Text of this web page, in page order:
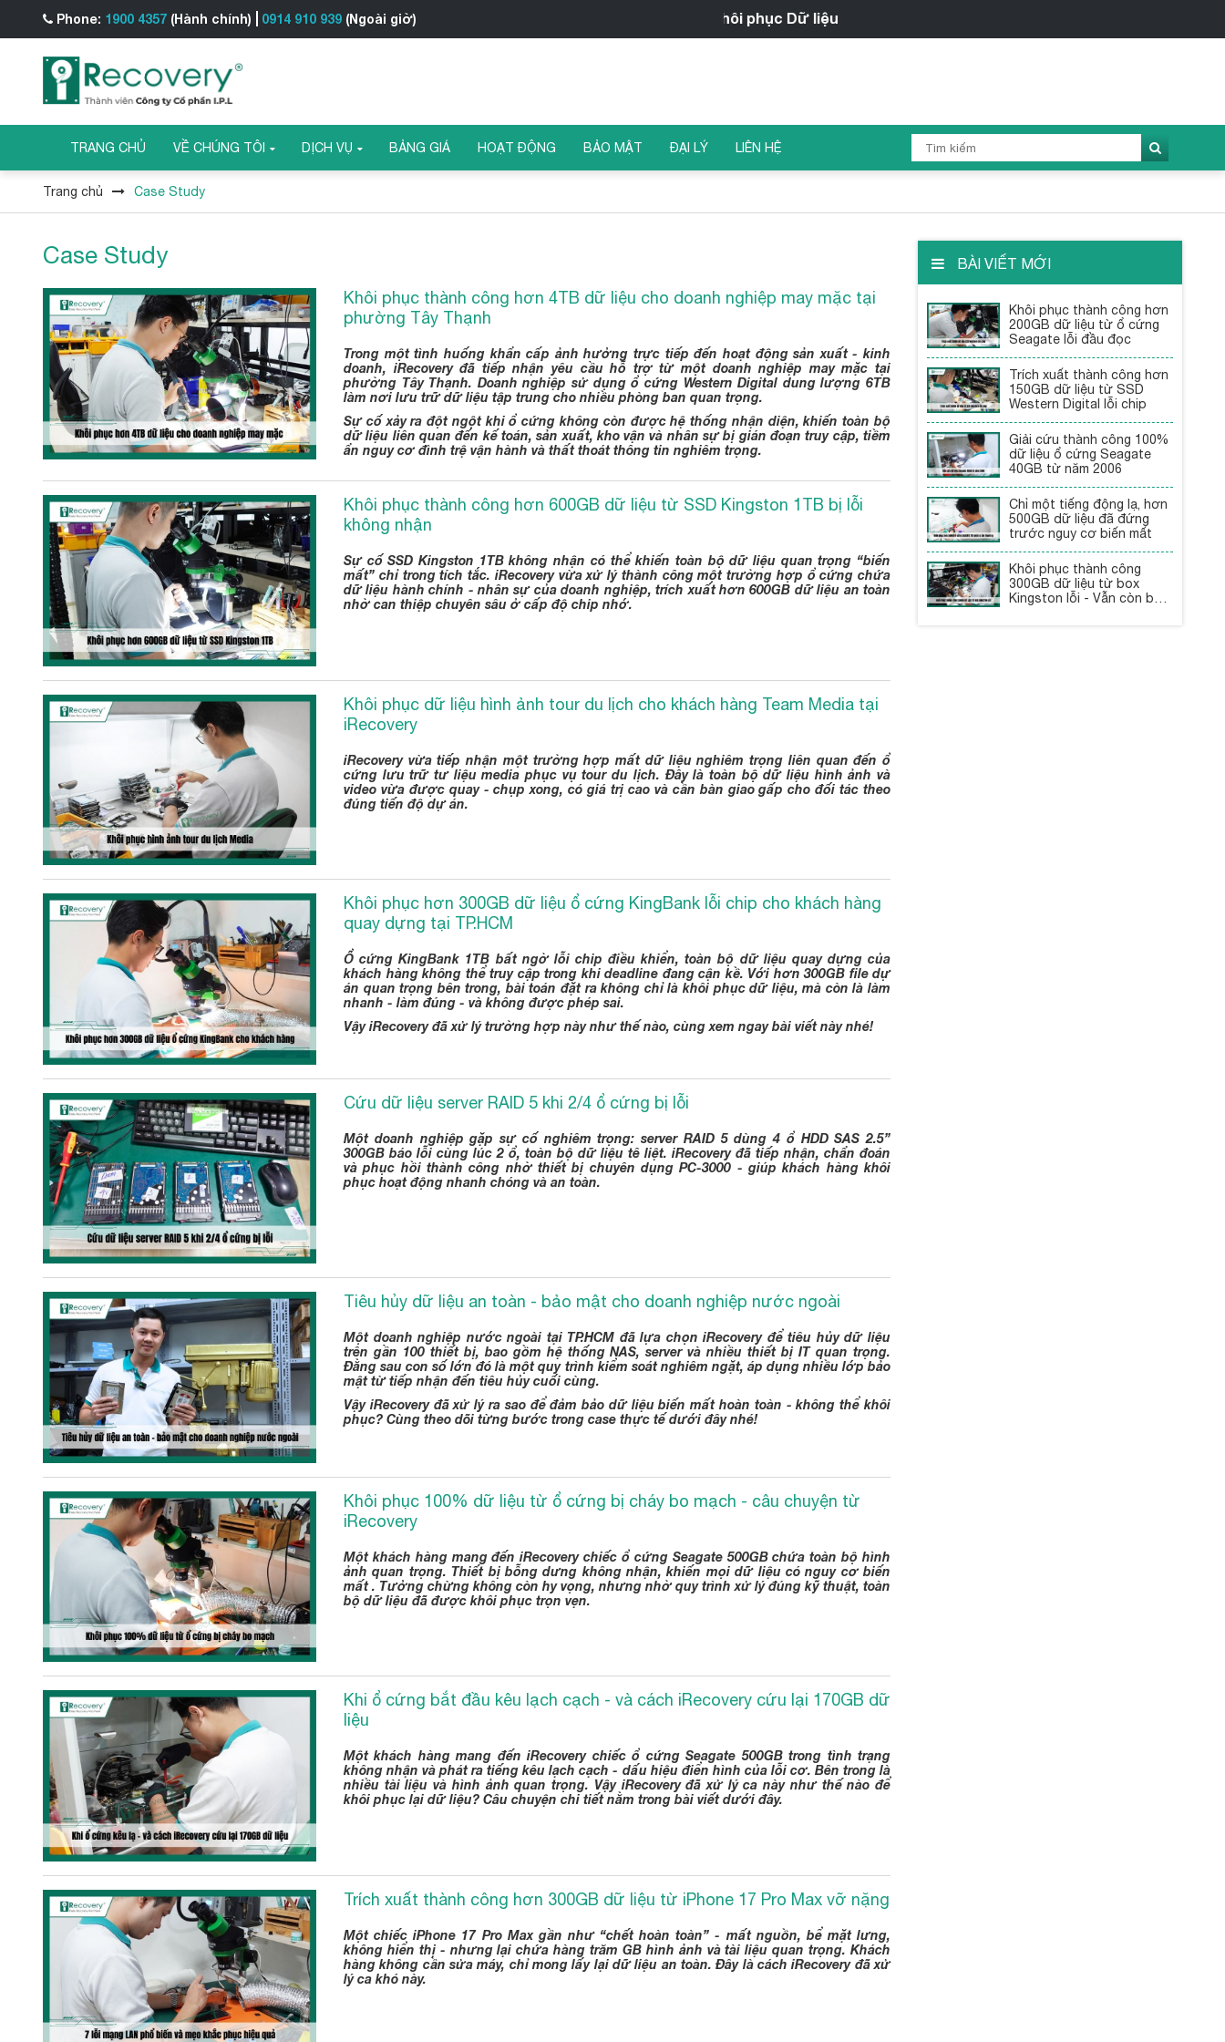
Phone: 1900 4357 (Hành chính) 0914 910 939 (Ngoài giờ) iRecovery - Trung tâm Khôi phục Dữ liệu
TRANG CHỦ VỀ CHÚNG TÔI DỊCH VỤ BẢNG GIÁ HOẠT ĐỘNG BẢO MẬT ĐẠI LÝ LIÊN HỆ
Trang chủ Case Study
Case Study
Khôi phục thành công hơn 4TB dữ liệu cho doanh nghiệp may mặc tại
phường Tây Thạnh
Trong một tình huống khẩn cấp ảnh hưởng trực tiếp đến hoạt động sản xuất - kinh
doanh, iRecovery đã tiếp nhận yêu cầu hỗ trợ từ một doanh nghiệp may mặc tại
phường Tây Thạnh. Doanh nghiệp sử dụng ổ cứng Western Digital dung lượng 6TB
làm nơi lưu trữ dữ liệu tập trung cho nhiều phòng ban quan trọng.
Sự cố xảy ra đột ngột khi ổ cứng không còn được hệ thống nhận diện, khiến toàn bộ
dữ liệu liên quan đến kế toán, sản xuất, kho vận và nhân sự bị gián đoạn truy cập, tiềm
ẩn nguy cơ đình trệ vận hành và thất thoát thông tin nghiêm trọng.
Khôi phục thành công hơn 600GB dữ liệu từ SSD Kingston 1TB bị lỗi
không nhận
Sự cố SSD Kingston 1TB không nhận có thể khiến toàn bộ dữ liệu quan trọng “biến
mất” chỉ trong tích tắc. iRecovery vừa xử lý thành công một trường hợp ổ cứng chứa
dữ liệu hành chính - nhân sự của doanh nghiệp, trích xuất hơn 600GB dữ liệu an toàn
nhờ can thiệp chuyên sâu ở cấp độ chip nhớ.
Khôi phục dữ liệu hình ảnh tour du lịch cho khách hàng Team Media tại
iRecovery
iRecovery vừa tiếp nhận một trường hợp mất dữ liệu nghiêm trọng liên quan đến ổ
cứng lưu trữ tư liệu media phục vụ tour du lịch. Đây là toàn bộ dữ liệu hình ảnh và
video vừa được quay - chụp xong, có giá trị cao và cần bàn giao gấp cho đối tác theo
đúng tiến độ dự án.
Khôi phục hơn 300GB dữ liệu ổ cứng KingBank lỗi chip cho khách hàng
quay dựng tại TP.HCM
Ổ cứng KingBank 1TB bất ngờ lỗi chip điều khiển, toàn bộ dữ liệu quay dựng của
khách hàng không thể truy cập trong khi deadline đang cận kề. Với hơn 300GB file dự
án quan trọng bên trong, bài toán đặt ra không chỉ là khôi phục dữ liệu, mà còn là làm
nhanh - làm đúng - và không được phép sai.
Vậy iRecovery đã xử lý trường hợp này như thế nào, cùng xem ngay bài viết này nhé!
Cứu dữ liệu server RAID 5 khi 2/4 ổ cứng bị lỗi
Một doanh nghiệp gặp sự cố nghiêm trọng: server RAID 5 dùng 4 ổ HDD SAS 2.5”
300GB báo lỗi cùng lúc 2 ổ, toàn bộ dữ liệu tê liệt. iRecovery đã tiếp nhận, chẩn đoán
và phục hồi thành công nhờ thiết bị chuyên dụng PC-3000 - giúp khách hàng khôi
phục hoạt động nhanh chóng và an toàn.
Tiêu hủy dữ liệu an toàn - bảo mật cho doanh nghiệp nước ngoài
Một doanh nghiệp nước ngoài tại TP.HCM đã lựa chọn iRecovery để tiêu hủy dữ liệu
trên gần 100 thiết bị, bao gồm hệ thống NAS, server và nhiều thiết bị IT quan trọng.
Đằng sau con số lớn đó là một quy trình kiểm soát nghiêm ngặt, áp dụng nhiều lớp bảo
mật từ tiếp nhận đến tiêu hủy cuối cùng.
Vậy iRecovery đã xử lý ra sao để đảm bảo dữ liệu biến mất hoàn toàn - không thể khôi
phục? Cùng theo dõi từng bước trong case thực tế dưới đây nhé!
Khôi phục 100% dữ liệu từ ổ cứng bị cháy bo mạch - câu chuyện từ
iRecovery
Một khách hàng mang đến iRecovery chiếc ổ cứng Seagate 500GB chứa toàn bộ hình
ảnh quan trọng. Thiết bị bỗng dưng không nhận, khiến mọi dữ liệu có nguy cơ biến
mất . Tưởng chừng không còn hy vọng, nhưng nhờ quy trình xử lý đúng kỹ thuật, toàn
bộ dữ liệu đã được khôi phục trọn vẹn.
Khi ổ cứng bắt đầu kêu lạch cạch - và cách iRecovery cứu lại 170GB dữ
liệu
Một khách hàng mang đến iRecovery chiếc ổ cứng Seagate 500GB trong tình trạng
không nhận và phát ra tiếng kêu lạch cạch - dấu hiệu điển hình của lỗi cơ. Bên trong là
nhiều tài liệu và hình ảnh quan trọng. Vậy iRecovery đã xử lý ca này như thế nào để
khôi phục lại dữ liệu? Câu chuyện chi tiết nằm trong bài viết dưới đây.
Trích xuất thành công hơn 300GB dữ liệu từ iPhone 17 Pro Max vỡ nặng
Một chiếc iPhone 17 Pro Max gần như “chết hoàn toàn” - mất nguồn, bể mặt lưng,
không hiển thị - nhưng lại chứa hàng trăm GB hình ảnh và tài liệu quan trọng. Khách
hàng không cần sửa máy, chỉ mong lấy lại dữ liệu an toàn. Đây là cách iRecovery đã xử
lý ca khó này.
BÀI VIẾT MỚI
Khôi phục thành công hơn
200GB dữ liệu từ ổ cứng
Seagate lỗi đầu đọc
Trích xuất thành công hơn
150GB dữ liệu từ SSD
Western Digital lỗi chip
Giải cứu thành công 100%
dữ liệu ổ cứng Seagate
40GB từ năm 2006
Chỉ một tiếng động lạ, hơn
500GB dữ liệu đã đứng
trước nguy cơ biến mất
Khôi phục thành công
300GB dữ liệu từ box
Kingston lỗi - Vẫn còn bảo